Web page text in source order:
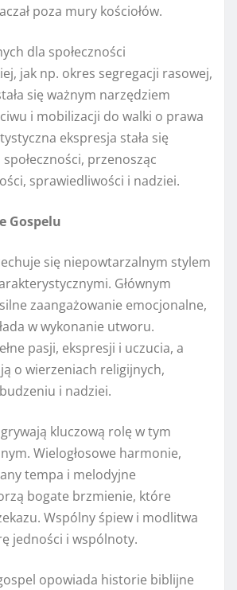
poza mury kościołów.
dla społeczności
jak np. okres segregacji rasowej,
się ważnym narzędziem
i mobilizacji do walki o prawa
ekspresja stała się
przenosząc
sprawiedliwości i nadziei.
Gospelu
się niepowtarzalnym stylem
Głównym
zaangażowanie emocjonalne,
w wykonanie utworu.
pasji, ekspresji i uczucia, a
o wierzeniach religijnych,
i nadziei.
kluczową rolę w tym
Wielogłosowe harmonie,
tempa i melodyjne
bogate brzmienie, które
Wspólny śpiew i modlitwa
jedności i wspólnoty.
opowiada historie biblijne